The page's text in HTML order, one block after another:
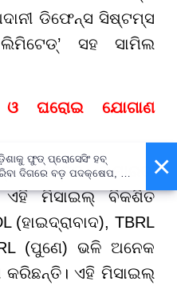
ଡିଫେନ୍ସ ସିଷ୍ଟମ୍ସ
ସହ ସାମିଲ
ଓ ଘରୋଇ ଯୋଗାଣ
ସେଣ୍ଟର ଇମାରତ’
ଏହି ମିସାଇଲ୍ ବିକଶିତ
TBRL
(ପୁଣେ) ଭଳି ଅନେକ
କରିଛନ୍ତି। ଏହି ମିସାଇଲ୍
×
ଫୁଡ୍ ପ୍ରୋସେସିଂ ହବ୍
ଦିଗରେ ବଡ଼ ପଦକ୍ଷେପ, ୪୨